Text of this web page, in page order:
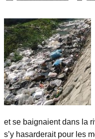
et se baignaient dans la
s’y hasarderait pour les